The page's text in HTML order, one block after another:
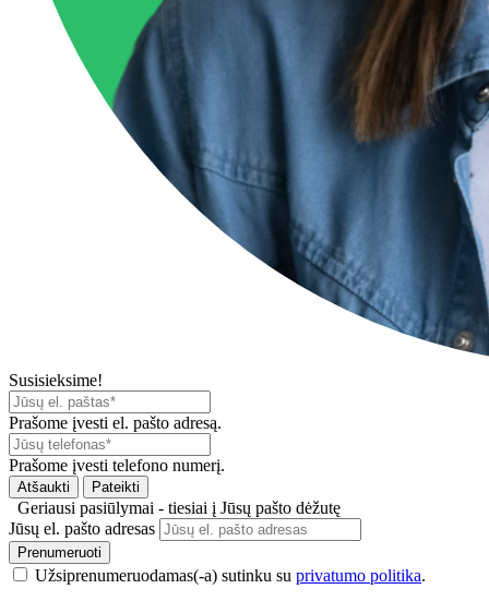
Susisieksime!
Prašome įvesti el. pašto adresą.
Prašome įvesti telefono numerį.
Atšaukti Pateikti
Geriausi pasiūlymai - tiesiai į Jūsų pašto dėžutę
Jūsų el. pašto adresas
Prenumeruoti
Užsiprenumeruodamas(-a) sutinku su privatumo politika.